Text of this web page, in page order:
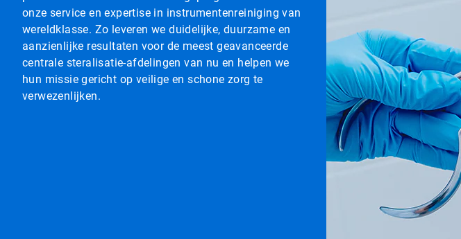
onze service en expertise in instrumentenreiniging van
wereldklasse. Zo leveren we duidelijke, duurzame en
aanzienlijke resultaten voor de meest geavanceerde
centrale steralisatie-afdelingen van nu en helpen we
hun missie gericht op veilige en schone zorg te
verwezenlijken.